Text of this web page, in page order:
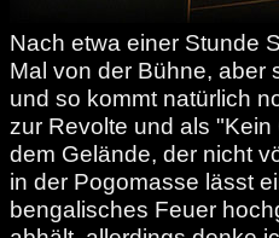
Nach etwa einer Stunde
Mal von der Bühne, aber
und so kommt natürlich
zur Revolte und als
dem Gelände, der nicht
in der Pogomasse lässt
bengalisches Feuer